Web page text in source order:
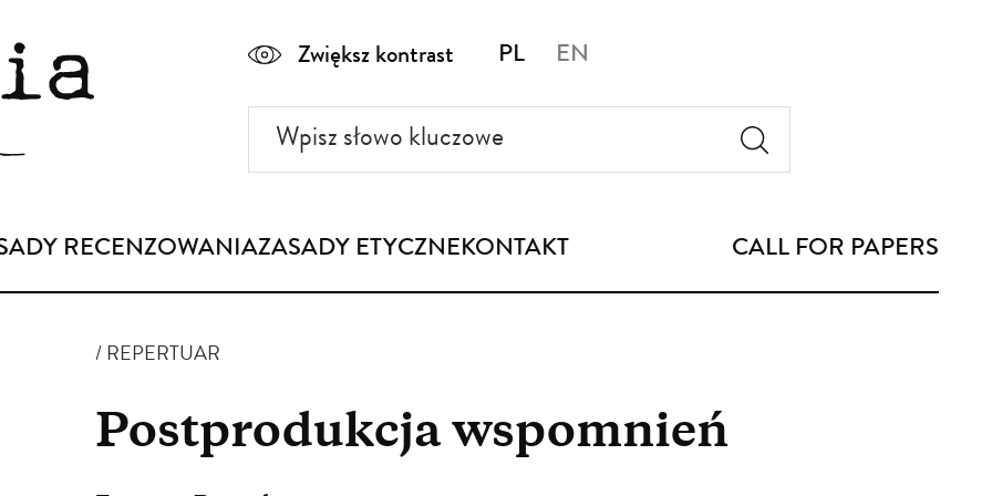
Zwiększ kontrast PL EN
słowo
kluczowe
RECENZOWANIAZASADY ETYCZNEKONTAKT CALL FOR PAPERS
REPERTUAR
Postprodukcja wspomnień